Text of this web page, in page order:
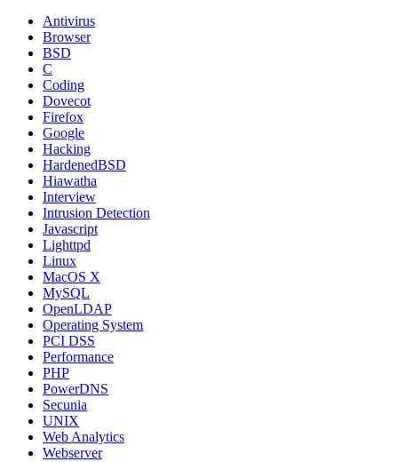
Antivirus
Browser
BSD
C
Coding
Dovecot
Firefox
Google
Hacking
HardenedBSD
Hiawatha
Interview
Intrusion Detection
Javascript
Lighttpd
Linux
MacOS X
MySQL
OpenLDAP
Operating System
PCI DSS
Performance
PHP
PowerDNS
Secunia
UNIX
Web Analytics
Webserver